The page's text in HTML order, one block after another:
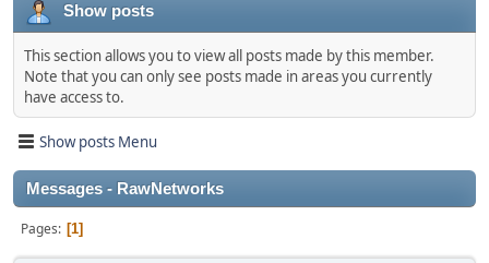
Show posts
This section allows you to view all posts made by this member.
Note that you can only see posts made in areas you currently
have access to.
Show posts Menu
Messages - RawNetworks
Pages 1